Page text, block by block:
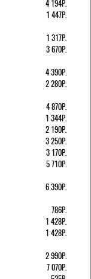
4 194Р.
1 447Р.
1 317Р.
3 670Р.
4 390Р.
2 280Р.
4 870Р.
1 344Р.
2 190Р.
3 250Р.
3 170Р.
5 710Р.
6 390Р.
786Р.
1 428Р.
1 428Р.
2 990Р.
7 070Р.